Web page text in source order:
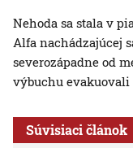
Nehoda sa stala v
Alfa nachádzajúcej
severozápadne od
výbuchu evakuovali
Súvisiaci článok